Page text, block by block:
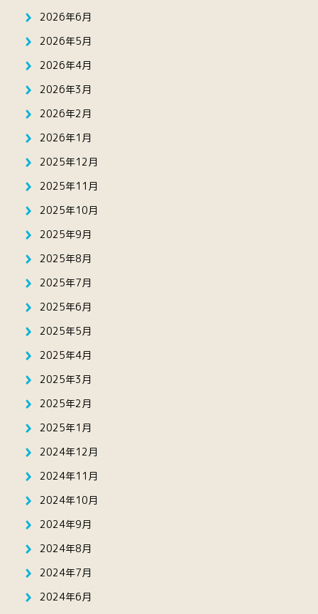
2026年6月
2026年5月
2026年4月
2026年3月
2026年2月
2026年1月
2025年12月
2025年11月
2025年10月
2025年9月
2025年8月
2025年7月
2025年6月
2025年5月
2025年4月
2025年3月
2025年2月
2025年1月
2024年12月
2024年11月
2024年10月
2024年9月
2024年8月
2024年7月
2024年6月